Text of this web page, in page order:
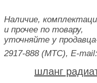
Наличие,
и прочее по товару,
уточняйте у
2917-888 (МТС), E-mail:
шланг